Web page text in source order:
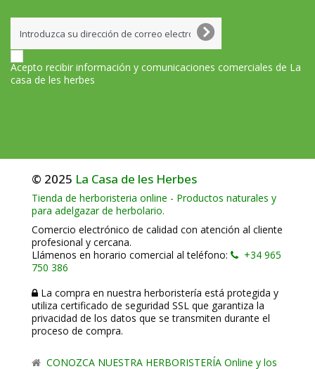
Acepto recibir información y comunicaciones comerciales de La
casa de les herbes
© 2025 La Casa de les Herbes
Tienda de herboristeria online - Productos naturales y
para adelgazar de herbolario.
Comercio electrónico de calidad con atención al cliente
profesional y cercana.
Llámenos en horario comercial al teléfono:
+34 965
750 386
La compra en nuestra herboristería está protegida y
utiliza certificado de seguridad SSL que garantiza la
privacidad de los datos que se transmiten durante el
proceso de compra.
CONOZCA NUESTRA HERBORISTERÍA Online y los